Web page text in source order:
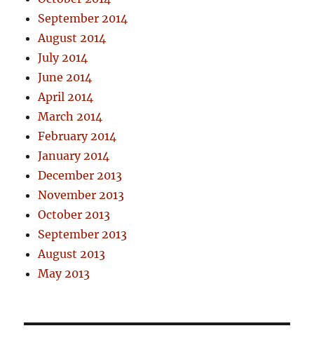
September 2014
August 2014
July 2014
June 2014
April 2014
March 2014
February 2014
January 2014
December 2013
November 2013
October 2013
September 2013
August 2013
May 2013